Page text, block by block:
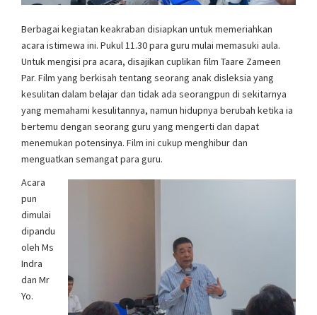
Berbagai kegiatan keakraban disiapkan untuk memeriahkan
acara istimewa ini. Pukul 11.30 para guru mulai memasuki aula.
Untuk mengisi pra acara, disajikan cuplikan film Taare Zameen
Par. Film yang berkisah tentang seorang anak disleksia yang
kesulitan dalam belajar dan tidak ada seorangpun di sekitarnya
yang memahami kesulitannya, namun hidupnya berubah ketika ia
bertemu dengan seorang guru yang mengerti dan dapat
menemukan potensinya. Film ini cukup menghibur dan
menguatkan semangat para guru.
Acara
pun
dimulai
dipandu
oleh Ms
Indra
dan Mr
Yo.